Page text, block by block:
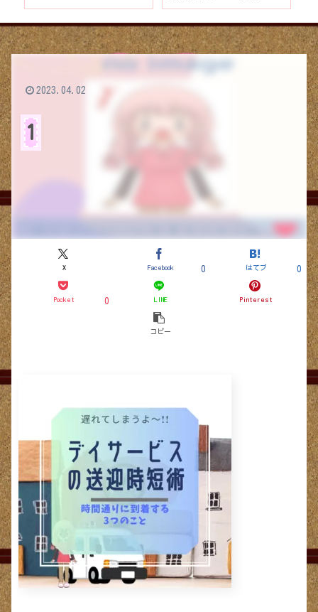
1
X Facebook 0 はてブ 0
Pocket 0 LINE Pinterest
コピー
2023.04.02